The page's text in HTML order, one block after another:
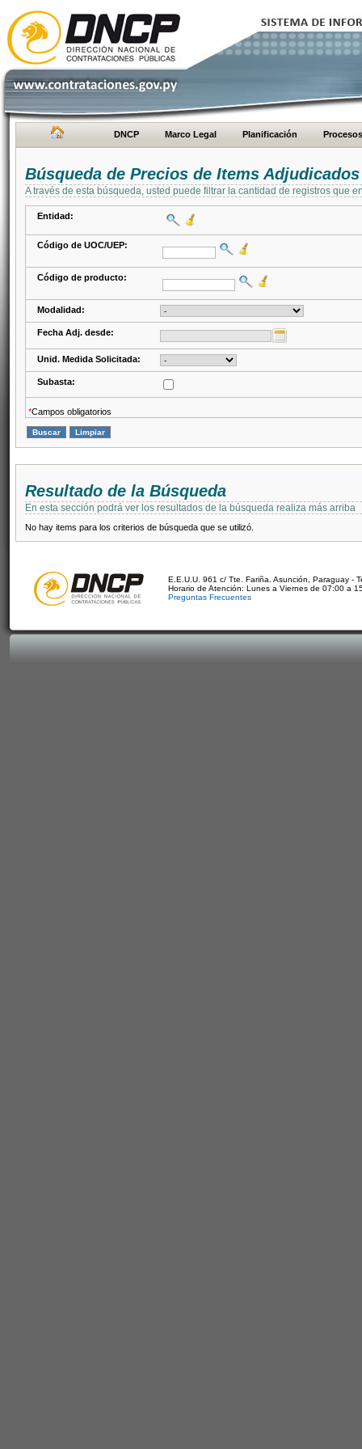
DNCP Marco Legal Planificación Procesos
Búsqueda de Precios de Items Adjudicados
A través de esta búsqueda, usted puede filtrar la cantidad de registros que
Entidad:
Código de UOC/UEP:
Código de producto:
Modalidad:
Fecha Adj. desde:
Unid. Medida Solicitada:
Subasta:
*Campos obligatorios
Resultado de la Búsqueda
En esta sección podrá ver los resultados de la búsqueda realiza más arriba
No hay items para los criterios de búsqueda que se utilizó.
E.E.U.U. 961 c/ Tte. Fariña. Asunción, Paraguay -
Horario de Atención: Lunes a Viernes de 07:00 a
Preguntas Frecuentes